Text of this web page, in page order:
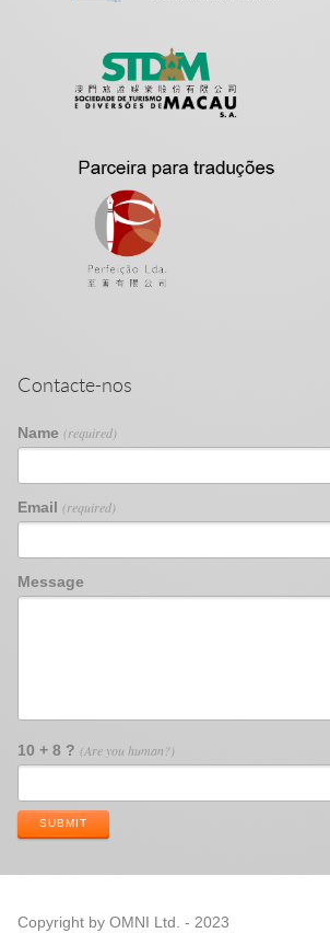
Contacte-nos
Name (required)
Email (required)
Message
10 + 8 ? (Are you human?)
SUBMIT
Copyright by OMNI Ltd. - 2023